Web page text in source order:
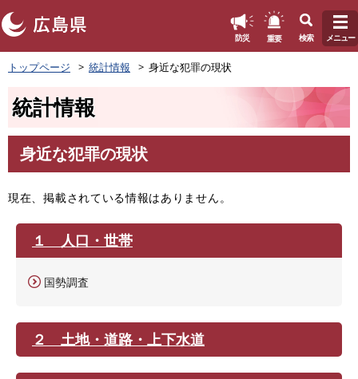
ペ
ー
頭
す
。
防災 重要 検索 メニュー
トップページ 統計情報 身近な犯罪の現状
統計情報
文
身近な犯罪の現状
現在、掲載されている情報はありません。
１ 人口・世帯
国勢調査
２ 土地・道路・上下水道